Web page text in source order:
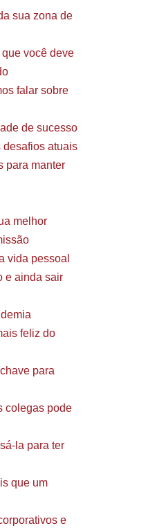
sua zona de
você deve
falar sobre
de sucesso
desafios atuais
para manter
melhor
vida pessoal
e ainda sair
feliz do
para
colegas pode
la para ter
que um
e